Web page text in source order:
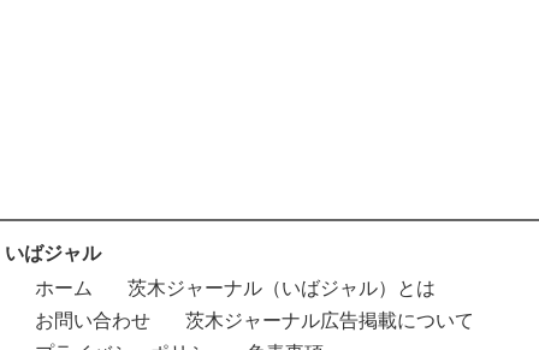
いばジャル
ホーム
茨木ジャーナル（いばジャル）とは
お問い合わせ
茨木ジャーナル広告掲載について